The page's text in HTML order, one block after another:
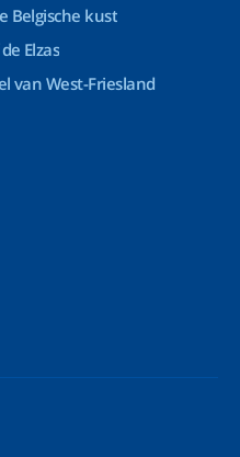
Belgische kust
Elzas
van West-Friesland